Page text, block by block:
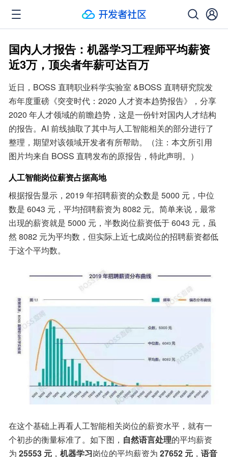
国内人才报告：机器学习工程师平均薪资
近3万，顶尖者年薪可达百万
近日，BOSS 直聘职业科学实验室 &BOSS 直聘研究院发
布年度重磅《突变时代：2020 人才资本趋势报告》，分享
2020 年人才领域的前瞻趋势，这是一份针对国内人才结构
的报告。AI 前线抽取了其中与人工智能相关的部分进行了
整理，期望对该领域开发者有所帮助。（注：本文所引用
图片均来自 BOSS 直聘发布的原报告，特此声明。）
人工智能岗位薪资占据高地
根据报告显示，2019 年招聘薪资的众数是 5000 元，中位
数是 6043 元，平均招聘薪资为 8082 元。简单来说，最常
出现的薪资就是 5000 元，半数岗位薪资低于 6043 元，虽
然 8082 元为平均数，但实际上近七成岗位的招聘薪资都低
于这个平均数。
在这个基础上再看人工智能相关岗位的薪资水平，就有一
个初步的衡量标准了。如下图， 自然语言处理的平均薪资
为 25553 元 ， 机器学习岗位的平均薪资为 27652 元 ， 语音